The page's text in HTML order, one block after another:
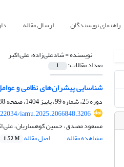
راهنمای نویسندگان ارسال مقاله
نویسنده =شادعلی‌زاده، علی اکبر
تعداد مقالات: 1
شناسایی پیشران‌های نظامی و
دوره 25، شماره 99، پاییز 1404، صفحه
iamu.2025.2066848.3206
مسعود مصدق، حسین کوهساریان، علی
مشاهده مقاله
اصل مقاله 1.52 M